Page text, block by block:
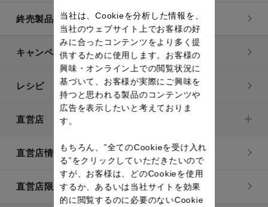
終売製品一覧
キャンペーン・特集
レシピ
直営店
直営店情報
直営店限定製品一覧
当社は、Cookieを分析した情報を、
当社のウェブサイト上でお客様の好
みに合ったコンテンツをより多く提
供するために使用します。お客様の
興味・オンライン上での閲覧状況に
基づいて、お客様が実際にご興味を
持つと思われる製品のコンテンツや
広告を表示したいと考えておりま
す。
もちろん、”全てのCookieを受け入れ
る”をクリックしていただきたいので
すが、お客様は、どのCookieを使用
するか、あるいは当社サイトを効果
的に閲覧するのに必要のないCookie